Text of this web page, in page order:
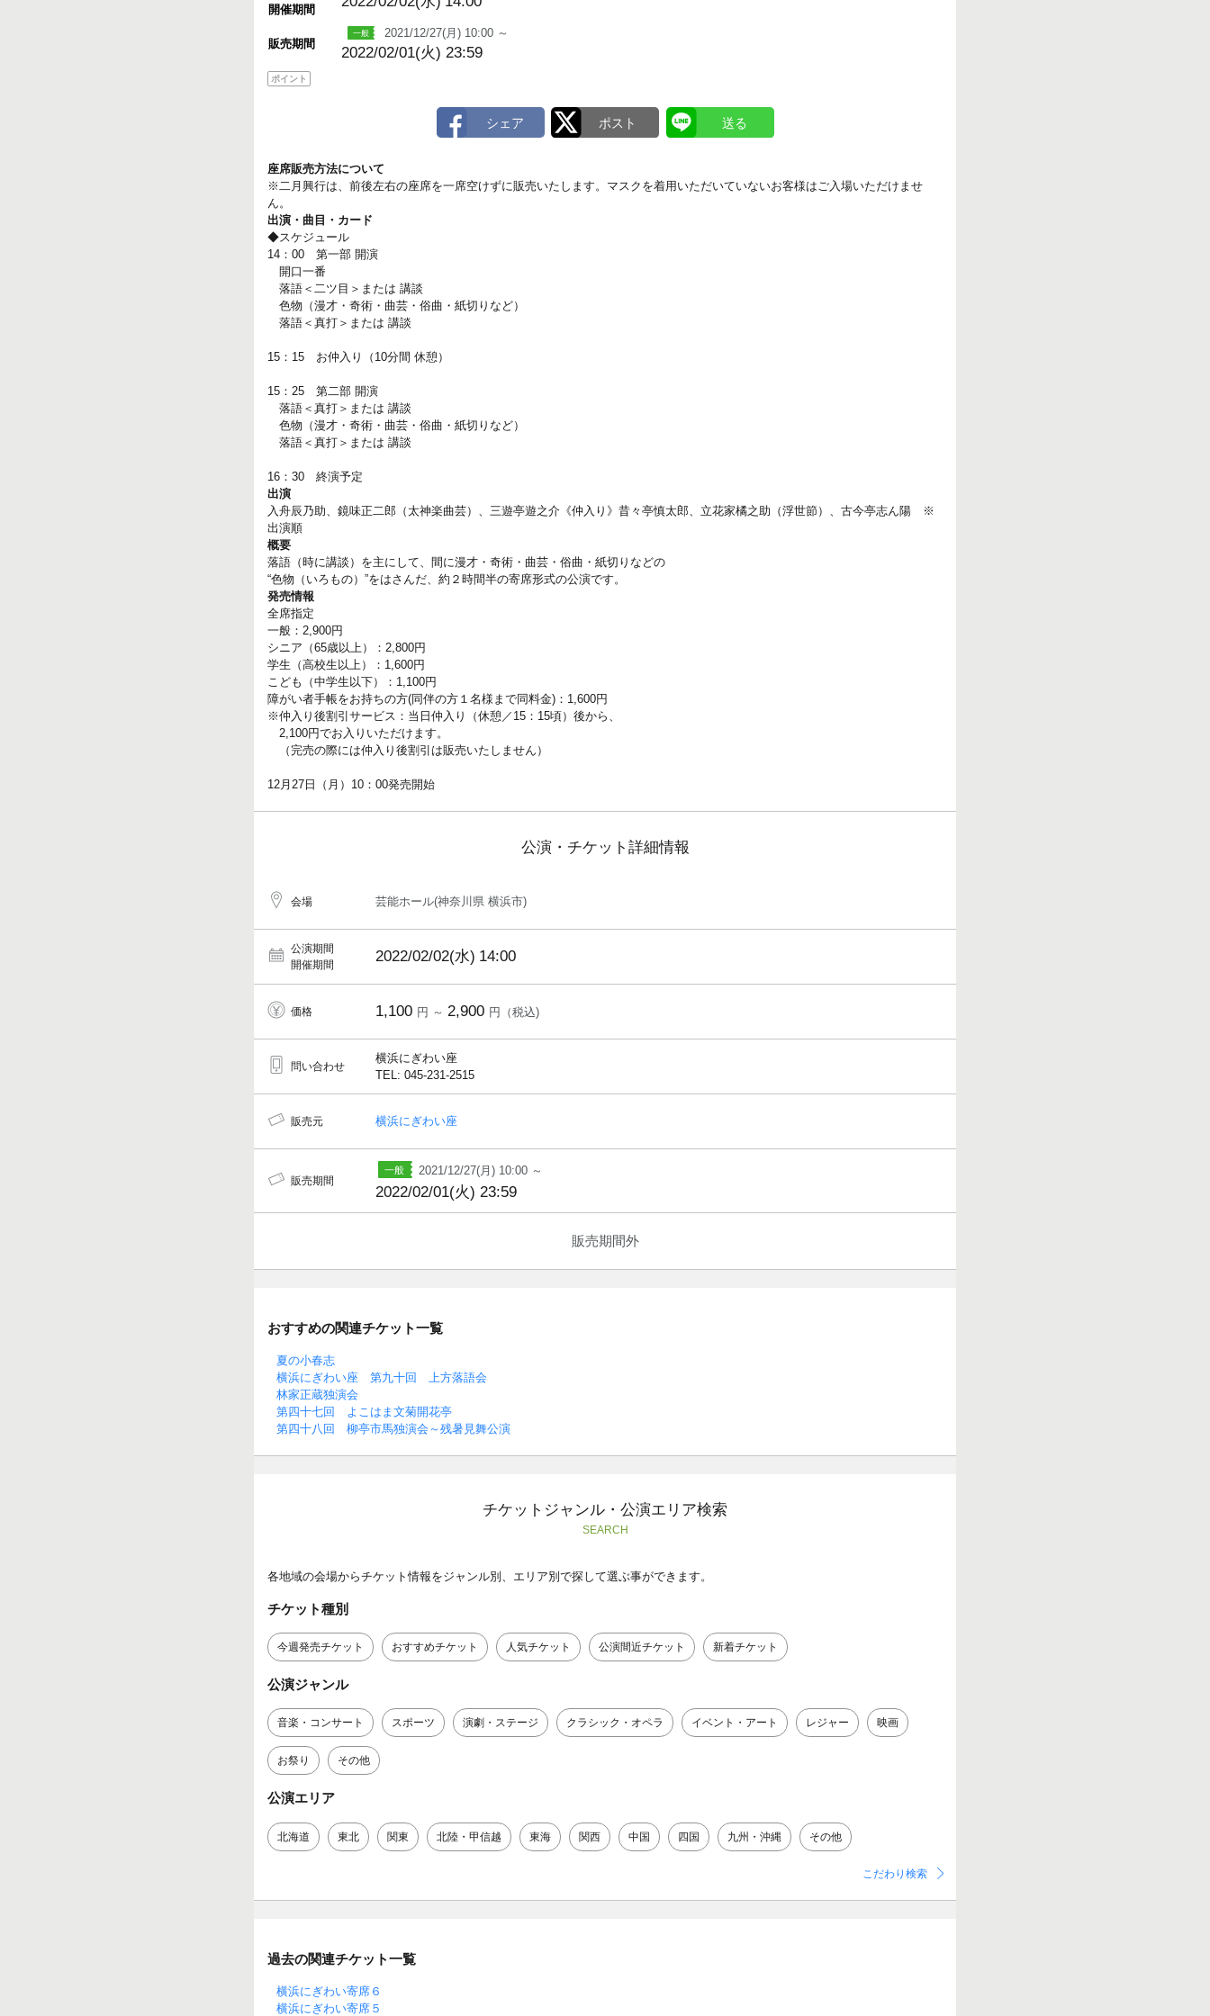
開催期間
販売期間
2021/12/27(月) 10:00 ～
2022/02/01(火) 23:59
ポイント
座席販売方法について
※二月興行は、前後左右の座席を一席空けずに販売いたします。マスクを着用いただいていないお客様はご入場いただけませ
ん。
出演・曲目・カード
◆スケジュール
14：00 第一部 開演
開口一番
落語＜二ツ目＞または 講談
色物（漫才・奇術・曲芸・俗曲・紙切りなど）
落語＜真打＞または 講談
15：15 お仲入り（10分間 休憩）
15：25 第二部 開演
落語＜真打＞または 講談
色物（漫才・奇術・曲芸・俗曲・紙切りなど）
落語＜真打＞または 講談
16：30 終演予定
出演
入舟辰乃助、鏡味正二郎（太神楽曲芸）、三遊亭遊之介《仲入り》昔々亭慎太郎、立花家橘之助（浮世節）、古今亭志ん陽 ※
出演順
概要
落語（時に講談）を主にして、間に漫才・奇術・曲芸・俗曲・紙切りなどの
“色物（いろもの）”をはさんだ、約２時間半の寄席形式の公演です。
発売情報
全席指定
一般：2,900円
シニア（65歳以上）：2,800円
学生（高校生以上）：1,600円
こども（中学生以下）：1,100円
障がい者手帳をお持ちの方(同伴の方１名様まで同料金)：1,600円
※仲入り後割引サービス：当日仲入り（休憩／15：15頃）後から、
2,100円でお入りいただけます。
（完売の際には仲入り後割引は販売いたしません）
12月27日（月）10：00発売開始
公演・チケット詳細情報
会場 芸能ホール(神奈川県 横浜市)
公演期間
開催期間
2022/02/02(水) 14:00
価格 1,100 円 ～ 2,900 円（税込)
問い合わせ
横浜にぎわい座
TEL: 045-231-2515
販売元 横浜にぎわい座
販売期間
2021/12/27(月) 10:00 ～
2022/02/01(火) 23:59
販売期間外
おすすめの関連チケット一覧
夏の小春志
横浜にぎわい座 第九十回 上方落語会
林家正蔵独演会
第四十七回 よこはま文菊開花亭
第四十八回 柳亭市馬独演会～残暑見舞公演
チケットジャンル・公演エリア検索
SEARCH
各地域の会場からチケット情報をジャンル別、エリア別で探して選ぶ事ができます。
チケット種別
今週発売チケット おすすめチケット 人気チケット 公演間近チケット 新着チケット
公演ジャンル
音楽・コンサート スポーツ 演劇・ステージ クラシック・オペラ イベント・アート レジャー 映画
お祭り その他
公演エリア
北海道 東北 関東 北陸・甲信越 東海 関西 中国 四国 九州・沖縄 その他
こだわり検索
過去の関連チケット一覧
横浜にぎわい寄席６
横浜にぎわい寄席５